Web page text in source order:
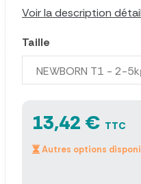
Voir la description
Taille
13,42 € TTC
Autres options